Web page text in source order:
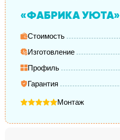
«ФАБРИКА УЮТА»
Стоимость
Изготовление
Профиль
Гарантия
Монтаж